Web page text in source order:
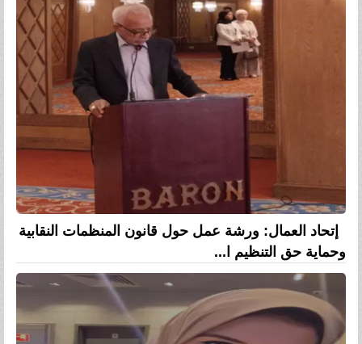
إتحاد العمال: ورشة عمل حول قانون المنظمات النقابية
وحماية حق التنظيم ا...